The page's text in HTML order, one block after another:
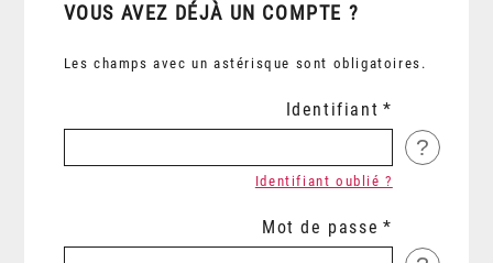
VOUS AVEZ DÉJÀ UN COMPTE ?
Les champs avec un astérisque sont obligatoires.
Identifiant
?
Identifiant oublié ?
Mot de passe